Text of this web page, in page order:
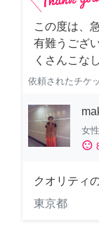
この度は、
有難うござ
くさんこな
依頼されたチケ
女性
sentiment_satisfied
クオリティ
東京都